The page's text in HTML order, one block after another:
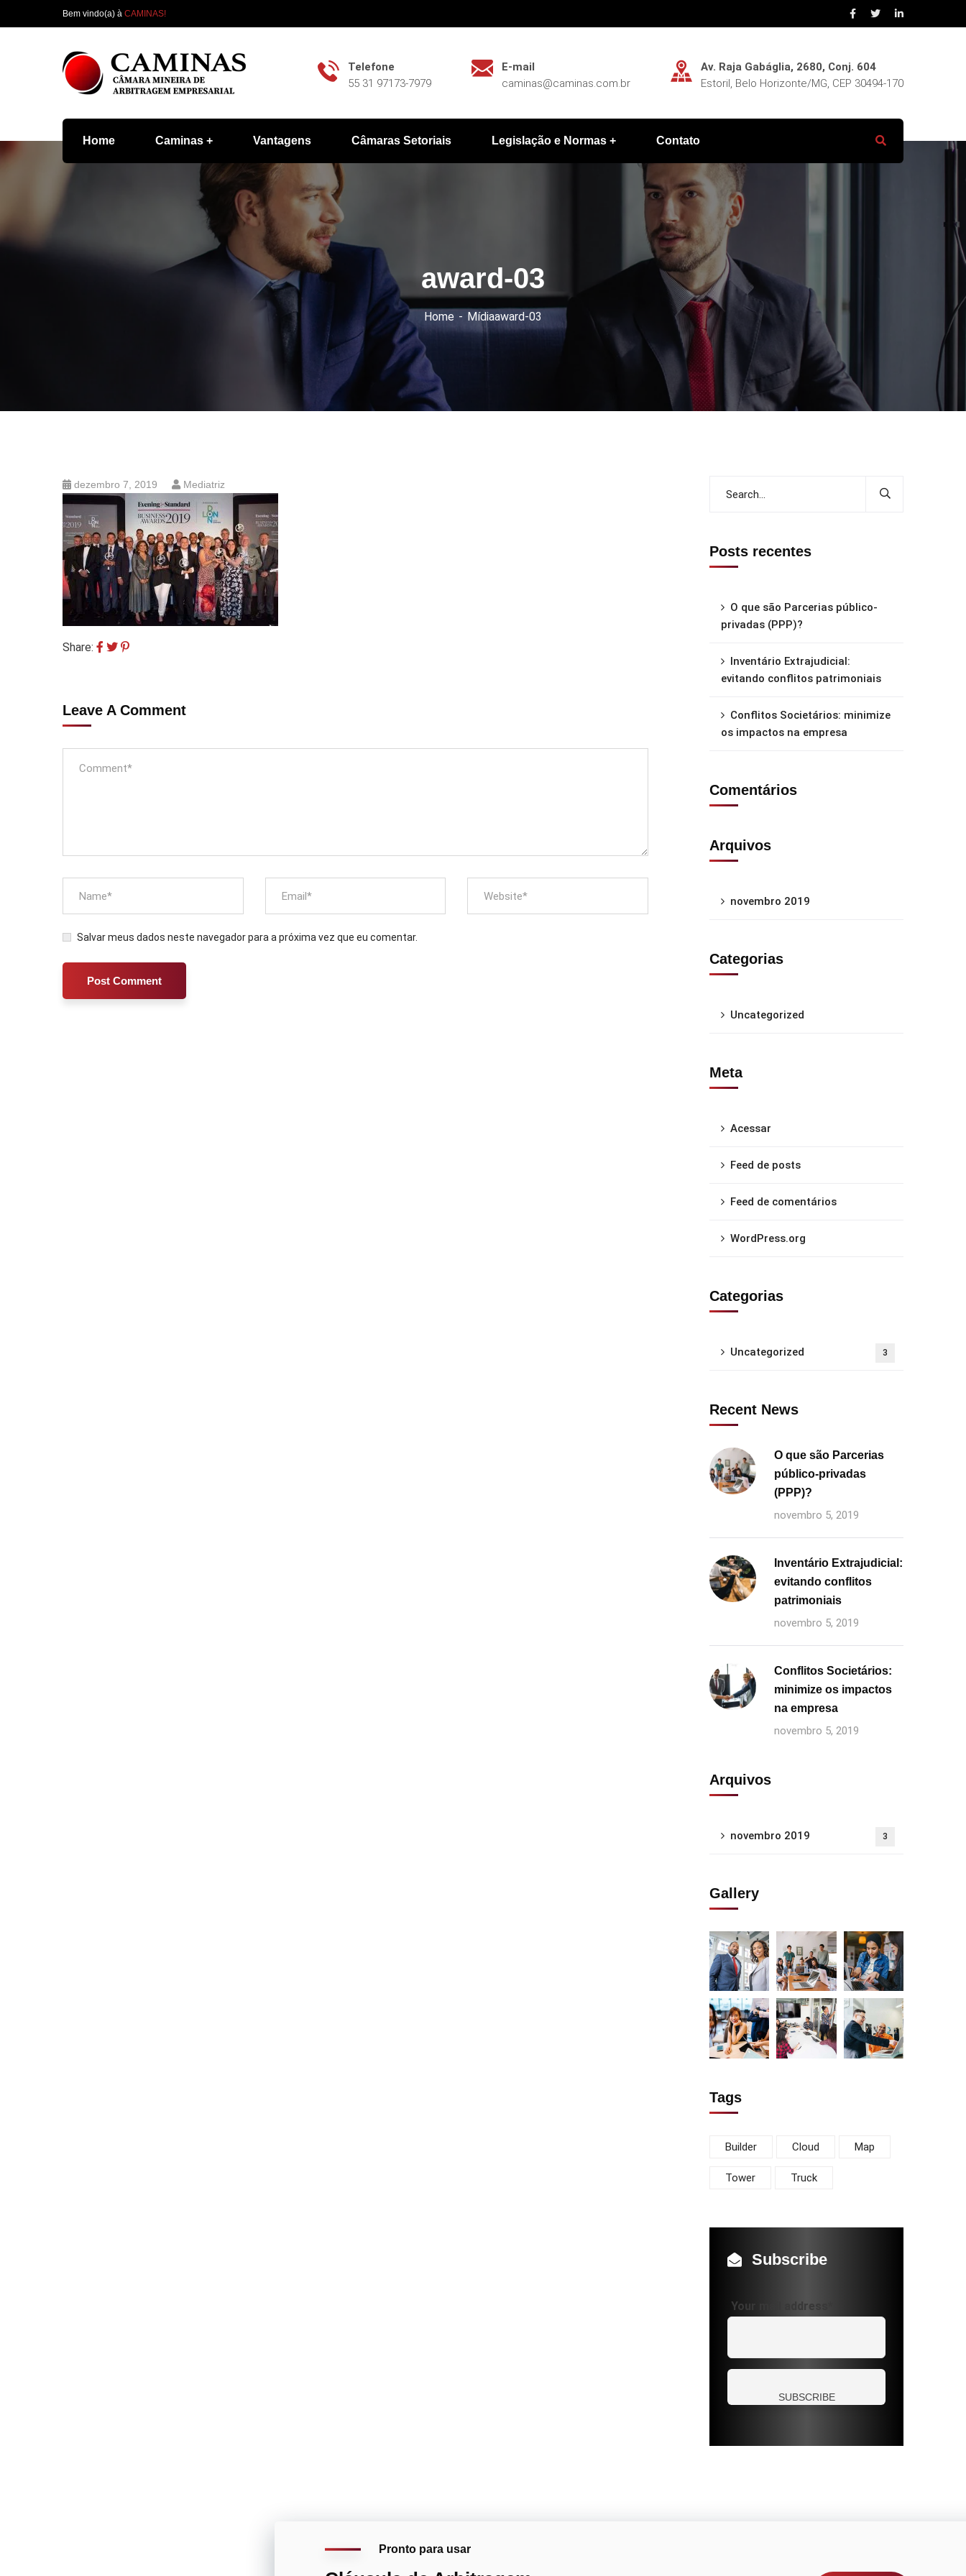
Bem vindo(a) à CAMINAS!
Telefone
55 31 97173-7979
E-mail
caminas@caminas.com.br
Av. Raja Gabáglia, 2680, Conj. 604
Estoril, Belo Horizonte/MG, CEP 30494-170
Home Caminas Vantagens Câmaras Setoriais Legislação e Normas Contato
award-03
Home Mídiaaward-03
dezembro 7, 2019 Mediatriz
Share:
Leave A Comment
Salvar meus dados neste navegador para a próxima vez que eu comentar.
Posts recentes
O que são Parcerias público-
privadas (PPP)?
Inventário Extrajudicial:
evitando conflitos patrimoniais
Conflitos Societários: minimize
os impactos na empresa
Comentários
Arquivos
novembro 2019
Categorias
Uncategorized
Meta
Acessar
Feed de posts
Feed de comentários
WordPress.org
Categorias
Uncategorized 3
Recent News
O que são Parcerias
público-privadas
(PPP)?
novembro 5, 2019
Inventário Extrajudicial:
evitando conflitos
patrimoniais
novembro 5, 2019
Conflitos Societários:
minimize os impactos
na empresa
novembro 5, 2019
Arquivos
novembro 2019 3
Gallery
Tags
Builder Cloud Map
Tower Truck
Subscribe
Your mail address*
Pronto para usar